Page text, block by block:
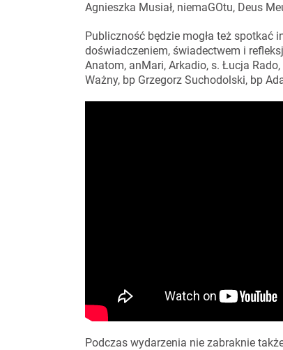
Agnieszka Musiał, niemaGOtu, Deus
Publiczność będzie mogła też spotkać
doświadczeniem, świadectwem i
Anatom, anMari, Arkadio, s. Łucja
Ważny, bp Grzegorz Suchodolski, bp
Podczas wydarzenia nie zabraknie